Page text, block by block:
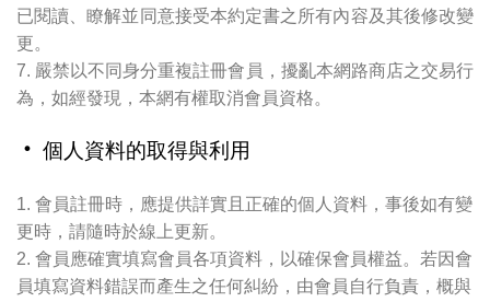
已閱讀、瞭解並同意接受本約定書之所有內容及其後修改變
更。
7. 嚴禁以不同身分重複註冊會員，擾亂本網路商店之交易行
為，如經發現，本網有權取消會員資格。
‧ 個人資料的取得與利用
1. 會員註冊時，應提供詳實且正確的個人資料，事後如有變
更時，請隨時於線上更新。
2. 會員應確實填寫會員各項資料，以確保會員權益。若因會
員填寫資料錯誤而產生之任何糾紛，由會員自行負責，概與